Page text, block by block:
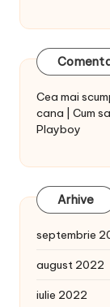
Cea mai
cana | Cum sa
Playboy
Arhive
septembrie
august 2022
iulie 2022